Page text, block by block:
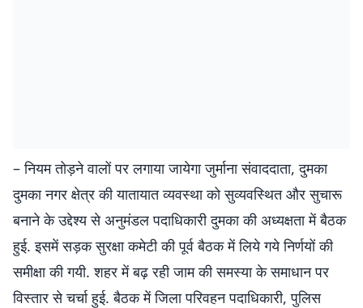
– नियम तोड़ने वालों पर लगाया जायेगा जुर्माना संवाददाता, दुमका
दुमका नगर क्षेत्र की यातायात व्यवस्था को सुव्यवस्थित और सुचारू
बनाने के उद्देश्य से अनुमंडल पदाधिकारी दुमका की अध्यक्षता में बैठक
हुई. इसमें सड़क सुरक्षा कमेटी की पूर्व बैठक में लिये गये निर्णयों की
समीक्षा की गयी. शहर में बढ़ रही जाम की समस्या के समाधान पर
विस्तार से चर्चा हुई. बैठक में जिला परिवहन पदाधिकारी, पुलिस